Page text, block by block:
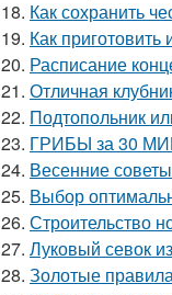
18. Как сохранить
19. Как
20. Расписание
21. Отличная
22. Подтопольник
23. ГРИБЫ за 30
24. Весенние
25. Выбор
26. Строительство
27. Луковый севок
28. Золотые